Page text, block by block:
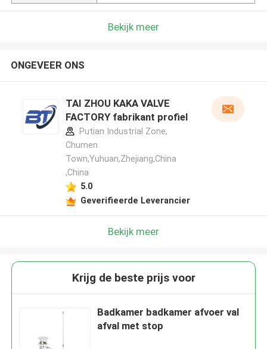
Bekijk meer
ONGEVEER ONS
TAI ZHOU KAKA VALVE
FACTORY fabrikant profiel
Putian Industrial Zone,
Chumen
Town,Yuhuan,Zhejiang,China
,China
5.0
Geverifieerde Leverancier
Bekijk meer
Krijg de beste prijs voor
Badkamer badkamer afvoer val
afval met stop